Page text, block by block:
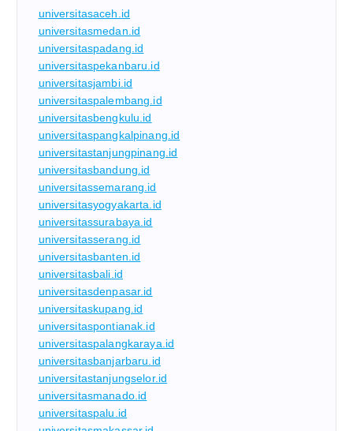
universitasaceh.id
universitasmedan.id
universitaspadang.id
universitaspekanbaru.id
universitasjambi.id
universitaspalembang.id
universitasbengkulu.id
universitaspangkalpinang.id
universitastanjungpinang.id
universitasbandung.id
universitassemarang.id
universitasyogyakarta.id
universitassurabaya.id
universitasserang.id
universitasbanten.id
universitasbali.id
universitasdenpasar.id
universitaskupang.id
universitaspontianak.id
universitaspalangkaraya.id
universitasbanjarbaru.id
universitastanjungselor.id
universitasmanado.id
universitaspalu.id